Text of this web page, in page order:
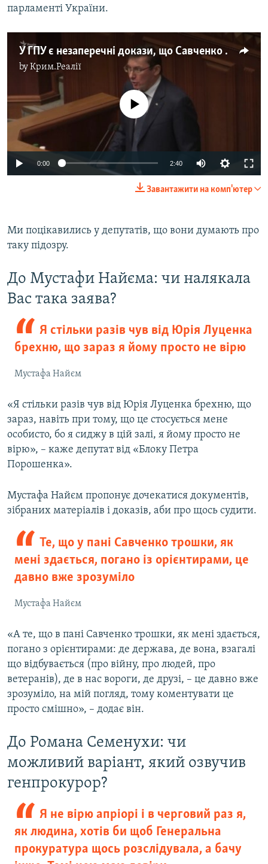
парламенті України.
У ГПУ є незаперечні докази, що Савченко планувала теракт в Раді – Луценко (відео)
byКрим.Реалії
No media source currently available
0:00 2:40
Завантажити на комп'ютер
Ми поцікавились у депутатів, що вони думають про
таку підозру.
До Мустафи Найєма: чи налякала
Вас така заява?
Я стільки разів чув від Юрія Луценка
брехню, що зараз я йому просто не вірю
Мустафа Найєм
«Я стільки разів чув від Юрія Луценка брехню, що
зараз, навіть при тому, що це стосується мене
особисто, бо я сиджу в цій залі, я йому просто не
вірю», – каже депутат від «Блоку Петра
Порошенка».
Мустафа Найєм пропонує дочекатися документів,
зібраних матеріалів і доказів, аби про щось судити.
Те, що у пані Савченко трошки, як
мені здається, погано із орієнтирами, це
давно вже зрозуміло
Мустафа Найєм
«А те, що в пані Савченко трошки, як мені здається,
погано з орієнтирами: де держава, де вона, взагалі
що відбувається (про війну, про людей, про
ветеранів), де в нас вороги, де друзі, – це давно вже
зрозуміло, на мій погляд, тому коментувати це
просто смішно», – додає він.
До Романа Семенухи: чи
можливий варіант, який озвучив
генпрокурор?
Я не вірю апріорі і в черговий раз я,
як людина, хотів би щоб Генеральна
прокуратура щось розслідувала, а бачу